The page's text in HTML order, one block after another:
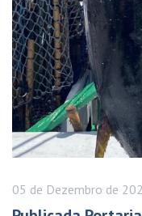
05 de Dezembro de